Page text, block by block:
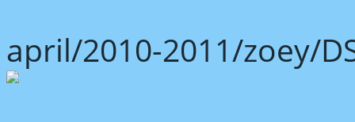
april/2010-2011/zoey/